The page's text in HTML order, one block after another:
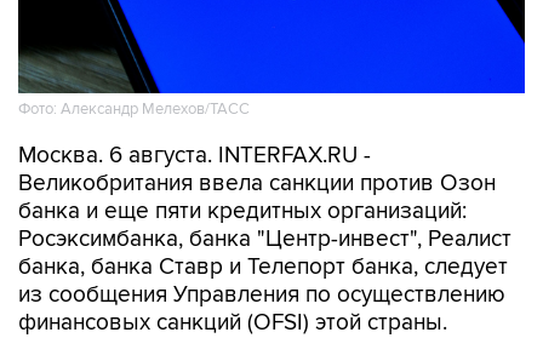
Фото: Александр Мелехов/ТАСС
Москва. 6 августа. INTERFAX.RU -
Великобритания ввела санкции против Озон
банка и еще пяти кредитных организаций:
Росэксимбанка, банка "Центр-инвест", Реалист
банка, банка Ставр и Телепорт банка, следует
из сообщения Управления по осуществлению
финансовых санкций (OFSI) этой страны.